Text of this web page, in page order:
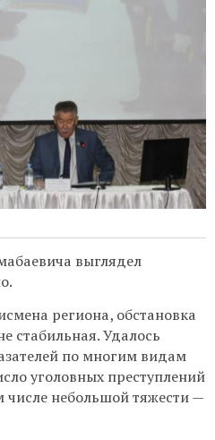
выглядел
региона, обстановка
стабильная. Удалось
по многим видам
уголовных преступлений
числе небольшой тяжести —